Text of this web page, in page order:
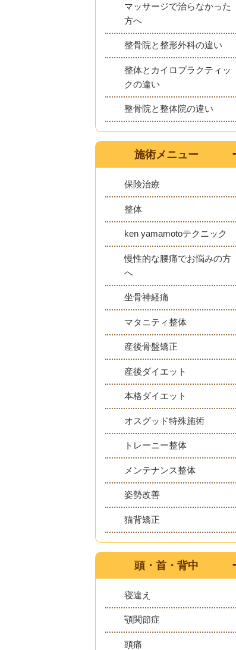
マッサージで治らなかった
方へ
整骨院と整形外科の違い
整体とカイロプラクティッ
クの違い
整骨院と整体院の違い
施術メニュー
保険治療
整体
ken yamamotoテクニック
慢性的な腰痛でお悩みの方
へ
坐骨神経痛
マタニティ整体
産後骨盤矯正
産後ダイエット
本格ダイエット
オスグッド特殊施術
トレーニー整体
メンテナンス整体
姿勢改善
猫背矯正
頭・首・背中
寝違え
顎関節症
頭痛